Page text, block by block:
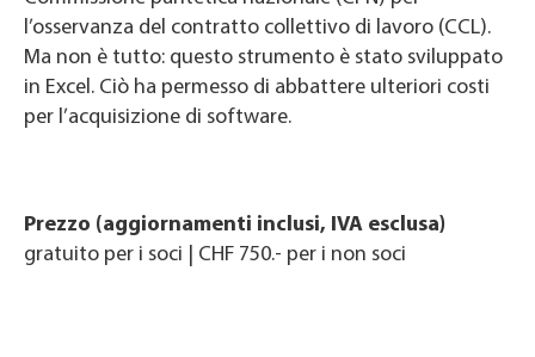
l’osservanza del contratto collettivo di lavoro (CCL).
Ma non è tutto: questo strumento è stato sviluppato
in Excel. Ciò ha permesso di abbattere ulteriori costi
per l’acquisizione di software.
Prezzo (aggiornamenti inclusi, IVA esclusa)
gratuito per i soci | CHF 750.- per i non soci